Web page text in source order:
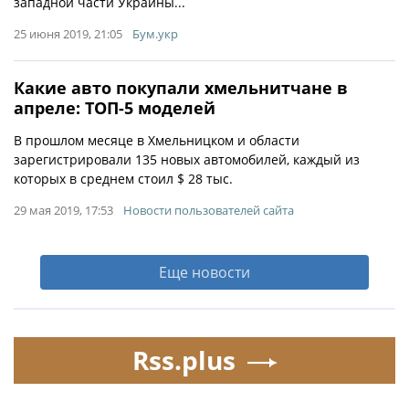
25 июня 2019, 21:05 Бум.укр
Какие авто покупали хмельнитчане в
апреле: ТОП-5 моделей
В прошлом месяце в Хмельницком и области
зарегистрировали 135 новых автомобилей, каждый из
которых в среднем стоил $ 28 тыс.
29 мая 2019, 17:53 Новости пользователей сайта
Еще новости
Rss.plus